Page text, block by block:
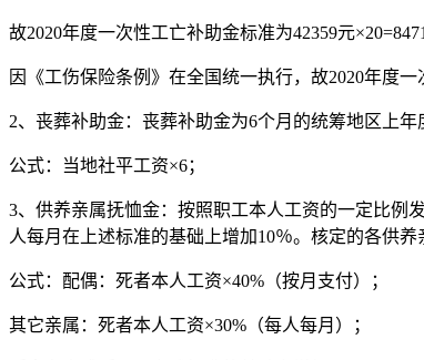
故2020年度一次性工亡补助金标准为42359元
因《工伤保险条例》在全国统一执行，故2020年度
2、丧葬补助金：丧葬补助金为6个月的统筹地区上
公式：当地社平工资×6；
3、供养亲属抚恤金：按照职工本人工资的一定比例
人每月在上述标准的基础上增加10％。核定的各供
公式：配偶：死者本人工资×40%（按月支付）；
其它亲属：死者本人工资×30%（每人每月）；